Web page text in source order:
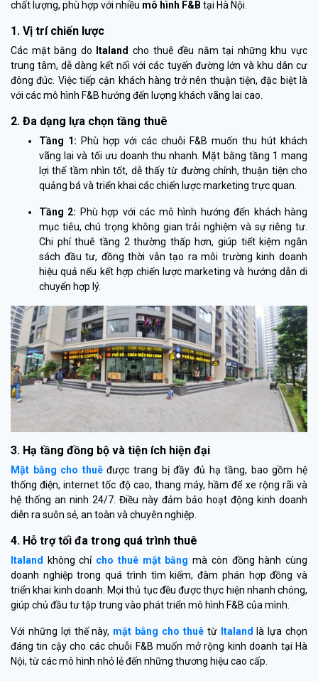
chất lượng, phù hợp với nhiều mô hình F&B tại Hà Nội.
1. Vị trí chiến lược
Các mặt bằng do Italand cho thuê đều nằm tại những khu vực
trung tâm, dễ dàng kết nối với các tuyến đường lớn và khu dân cư
đông đúc. Việc tiếp cận khách hàng trở nên thuận tiện, đặc biệt là
với các mô hình F&B hướng đến lượng khách vãng lai cao.
2. Đa dạng lựa chọn tầng thuê
Tầng 1: Phù hợp với các chuỗi F&B muốn thu hút khách
vãng lai và tối ưu doanh thu nhanh. Mặt bằng tầng 1 mang
lợi thế tầm nhìn tốt, dễ thấy từ đường chính, thuận tiện cho
quảng bá và triển khai các chiến lược marketing trực quan.
Tầng 2: Phù hợp với các mô hình hướng đến khách hàng
mục tiêu, chú trọng không gian trải nghiệm và sự riêng tư.
Chi phí thuê tầng 2 thường thấp hơn, giúp tiết kiệm ngân
sách đầu tư, đồng thời vẫn tạo ra môi trường kinh doanh
hiệu quả nếu kết hợp chiến lược marketing và hướng dẫn di
chuyển hợp lý.
3. Hạ tầng đồng bộ và tiện ích hiện đại
Mặt bằng cho thuêđược trang bị đầy đủ hạ tầng, bao gồm hệ
thống điện, internet tốc độ cao, thang máy, hầm để xe rộng rãi và
hệ thống an ninh 24/7. Điều này đảm bảo hoạt động kinh doanh
diễn ra suôn sẻ, an toàn và chuyên nghiệp.
4. Hỗ trợ tối đa trong quá trình thuê
Italand không chỉ cho thuê mặt bằng mà còn đồng hành cùng
doanh nghiệp trong quá trình tìm kiếm, đàm phán hợp đồng và
triển khai kinh doanh. Mọi thủ tục đều được thực hiện nhanh chóng,
giúp chủ đầu tư tập trung vào phát triển mô hình F&B của mình.
Với những lợi thế này, mặt bằng cho thuê từ Italand là lựa chọn
đáng tin cậy cho các chuỗi F&B muốn mở rộng kinh doanh tại Hà
Nội, từ các mô hình nhỏ lẻ đến những thương hiệu cao cấp.